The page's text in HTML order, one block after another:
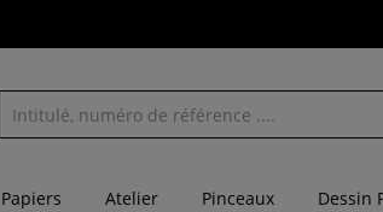
Papiers Atelier Pinceaux Dessin